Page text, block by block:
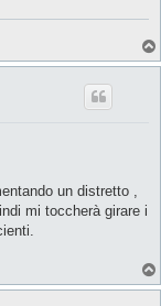
un distretto ,
mi toccherà girare i